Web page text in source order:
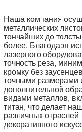
Наша компания
металлических
тончайших до
более. Благодаря
лазерного
точность реза,
кромку без
точными размерами
дополнительной
видами металлов,
титан, что делает
различных
декоративного